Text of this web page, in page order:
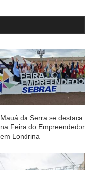
Mauá da Serra se destaca
na Feira do Empreendedor
em Londrina